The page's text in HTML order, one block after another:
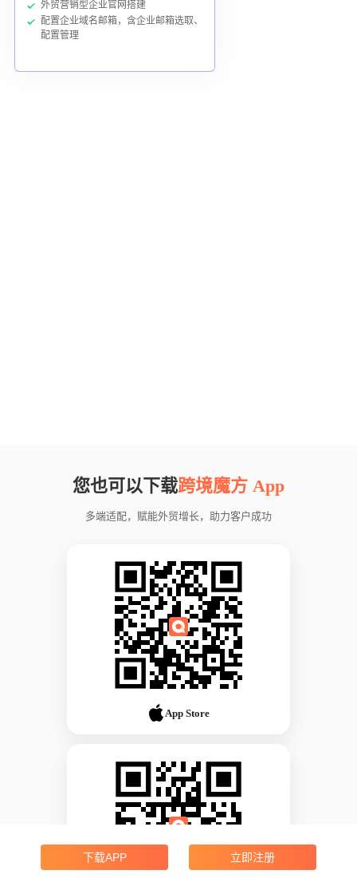
外贸营销型企业官网搭建
配置企业域名邮箱，含企业邮箱选取、
配置管理
您也可以下载跨境魔方 App
多端适配，赋能外贸增长，助力客户成功
App Store
下载APP 立即注册